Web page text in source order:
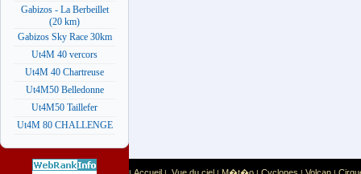
Gabizos - La Berbeillet
(20 km)
Gabizos Sky Race 30km
Ut4M 40 vercors
Ut4M 40 Chartreuse
Ut4M50 Belledonne
Ut4M50 Taillefer
Ut4M 80 CHALLENGE